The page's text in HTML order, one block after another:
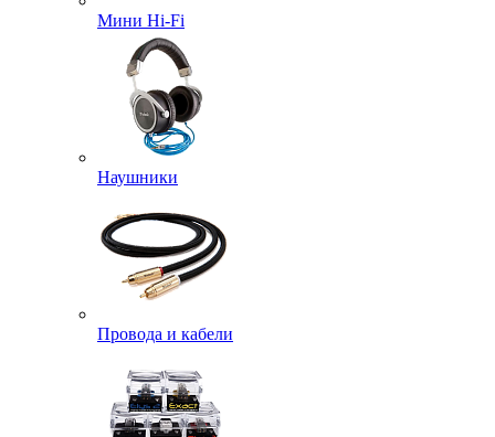
Мини Hi-Fi
Наушники
Провода и кабели